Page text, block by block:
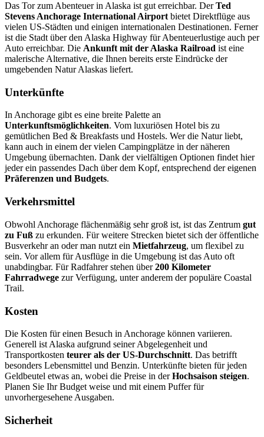
Das Tor zum Abenteuer in Alaska ist gut erreichbar. DerTed
Stevens Anchorage International Airport bietet Direktflüge aus
vielen US-Städten und einigen internationalen Destinationen. Ferner
ist die Stadt über den Alaska Highway für Abenteuerlustige auch per
Auto erreichbar. Die Ankunft mit der Alaska Railroad ist eine
malerische Alternative, die Ihnen bereits erste Eindrücke der
umgebenden Natur Alaskas liefert.
Unterkünfte
In Anchorage gibt es eine breite Palette an
Unterkunftsmöglichkeiten. Vom luxuriösen Hotel bis zu
gemütlichen Bed & Breakfasts und Hostels. Wer die Natur liebt,
kann auch in einem der vielen Campingplätze in der näheren
Umgebung übernachten. Dank der vielfältigen Optionen findet hier
jeder ein passendes Dach über dem Kopf, entsprechend der eigenen
Präferenzen und Budgets.
Verkehrsmittel
Obwohl Anchorage flächenmäßig sehr groß ist, ist das Zentrum gut
zu Fuß zu erkunden. Für weitere Strecken bietet sich der öffentliche
Busverkehr an oder man nutzt ein Mietfahrzeug, um flexibel zu
sein. Vor allem für Ausflüge in die Umgebung ist das Auto oft
unabdingbar. Für Radfahrer stehen über200 Kilometer
Fahrradwege zur Verfügung, unter anderem der populäre Coastal
Trail.
Kosten
Die Kosten für einen Besuch in Anchorage können variieren.
Generell ist Alaska aufgrund seiner Abgelegenheit und
Transportkosten teurer als der US-Durchschnitt. Das betrifft
besonders Lebensmittel und Benzin. Unterkünfte bieten für jeden
Geldbeutel etwas an, wobei die Preise in derHochsaison steigen.
Planen Sie Ihr Budget weise und mit einem Puffer für
unvorhergesehene Ausgaben.
Sicherheit